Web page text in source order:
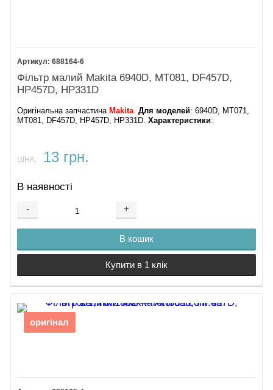
688164-6
Фільтр малий Makita 6940D, MT081, DF457D,
HP457D, HP331D
Оригінальна запчастина Makita.Для моделей: 6940D, MT071,
MT081, DF457D, HP457D, HP331D.Характеристики:
ЦІНА: 13 грн.
В наявності
- +
В кошик
Купити в 1 клік
оригінал